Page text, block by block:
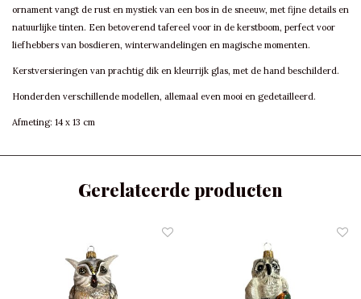
ornament vangt de rust en mystiek van een bos in de sneeuw, met fijne details en
natuurlijke tinten. Een betoverend tafereel voor in de kerstboom, perfect voor
liefhebbers van bosdieren, winterwandelingen en magische momenten.
Kerstversieringen van prachtig dik en kleurrijk glas, met de hand beschilderd.
Honderden verschillende modellen, allemaal even mooi en gedetailleerd.
Afmeting: 14 x 13 cm
Gerelateerde producten